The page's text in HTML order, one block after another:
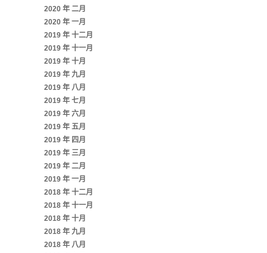
2020 年 二月
2020 年 一月
2019 年 十二月
2019 年 十一月
2019 年 十月
2019 年 九月
2019 年 八月
2019 年 七月
2019 年 六月
2019 年 五月
2019 年 四月
2019 年 三月
2019 年 二月
2019 年 一月
2018 年 十二月
2018 年 十一月
2018 年 十月
2018 年 九月
2018 年 八月